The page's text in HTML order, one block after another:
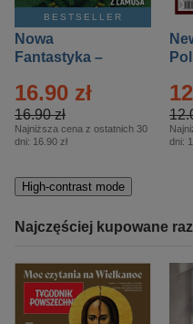
BESTSELLER
Nowa
Fantastyka –
16.90 zł
16.90 zł
Najniższa cena z ostatnich 30
dni: 16.90 zł
dni:
High-contrast mode
Najczęściej kupowane